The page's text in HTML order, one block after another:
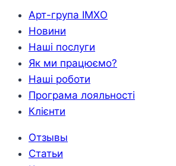
Арт-група ІМХО
Новини
Наші послуги
Як ми працюємо?
Наші роботи
Програма лояльності
Клієнти
Отзывы
Статьи